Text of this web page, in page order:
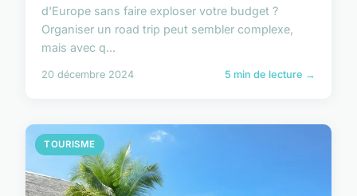
d'Europe sans faire exploser votre budget ?
Organiser un road trip peut sembler complexe,
mais avec q...
20 décembre 2024 5 min de lecture →
TOURISME